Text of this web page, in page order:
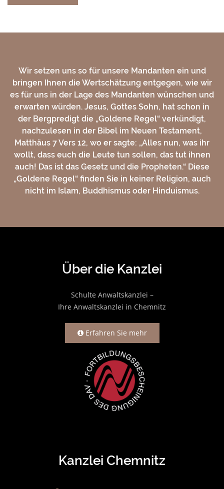
Wir setzen uns so für unsere Mandanten ein und
bringen Ihnen die Wertschätzung entgegen, wie wir
es für uns in der Lage des Mandanten wünschen und
erwarten würden. Jesus, Gottes Sohn, hat schon in
der Bergpredigt die „Goldene Regel“ verkündigt,
nachzulesen in der Bibel im Neuen Testament,
Matthäus 7 Vers 12, wo er sagte: „Alles nun, was ihr
wollt, dass euch die Leute tun sollen, das tut ihnen
auch! Das ist das Gesetz und die Propheten.“ Diese
„Goldene Regel“ finden Sie in keiner Religion, auch
nicht im Islam, Buddhismus oder Hinduismus.
Über die Kanzlei
Schulte Anwaltskanzlei –
Ihre Anwaltskanzlei in Chemnitz
Erfahren Sie mehr
Kanzlei Chemnitz